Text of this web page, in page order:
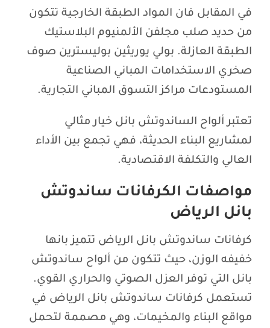
في المقابل فان المواد الطبقة الخارجية تتكون
من حديد صلب مجلفن الألمنيوم البلاستيك
الطبقة العازلة. بولي يوريثين بوليسترين صوف
صخري الاستخدامات المباني الصناعية
المستودعات مراكز التسوق المباني التجارية.
تعتبر ألواح الساندوتش بانل خيار مثالي
لمشاريع البناء الحديثة، فهي تجمع بين الأداء
العالي والتكلفة الاقتصادية.
مواصفات الكرفانات ساندوتش
بانل الرياض
كرفانات ساندوتش بانل الرياض تتميز بانها
خفيفه الوزن، حيث تتكون من ألواح ساندوتش
بانل التي توفر العزل الصوتي والحراري القوي.
تستعمل كرفانات ساندوتش بانل الرياض في
مواقع البناء والمخيمات، وهي مصممة لتحمل